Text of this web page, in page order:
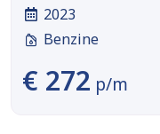
2023
Benzine
€ 272 p/m